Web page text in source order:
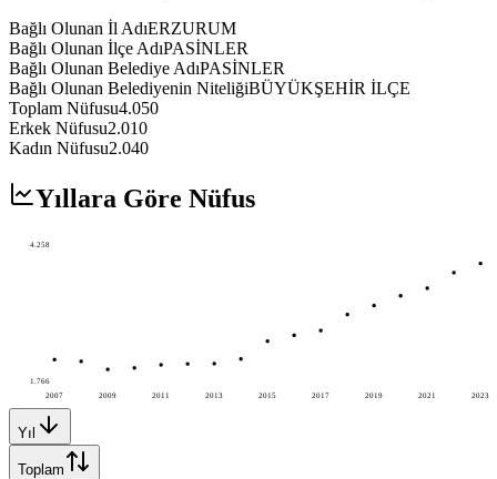
Bağlı Olunan İl AdıERZURUM
Bağlı Olunan İlçe AdıPASİNLER
Bağlı Olunan Belediye AdıPASİNLER
Bağlı Olunan Belediyenin NiteliğiBÜYÜKŞEHİR İLÇE
Toplam Nüfusu4.050
Erkek Nüfusu2.010
Kadın Nüfusu2.040
Yıllara Göre Nüfus
2007 2009 2011 2013 2015 2017 2019 2021 2023
4.258
1.766
Yıl
Toplam